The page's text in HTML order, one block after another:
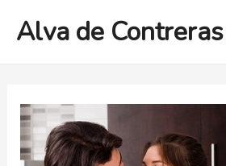
Alva de Contreras